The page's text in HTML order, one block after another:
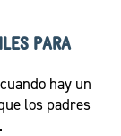
PARA
hay un
los padres